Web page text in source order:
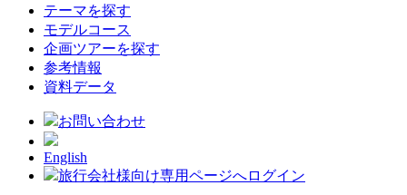
テーマを探す
モデルコース
企画ツアーを探す
参考情報
資料データ
お問い合わせ
English
旅行会社様向け専用ページへログイン